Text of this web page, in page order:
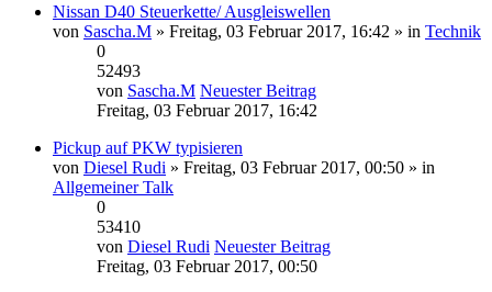
Nissan D40 Steuerkette/ Ausgleiswellen
von Sascha.M » Freitag, 03 Februar 2017, 16:42 » in Technik
0
52493
von Sascha.M Neuester Beitrag
Freitag, 03 Februar 2017, 16:42
Pickup auf PKW typisieren
von Diesel Rudi » Freitag, 03 Februar 2017, 00:50 » in
Allgemeiner Talk
0
53410
von Diesel Rudi Neuester Beitrag
Freitag, 03 Februar 2017, 00:50